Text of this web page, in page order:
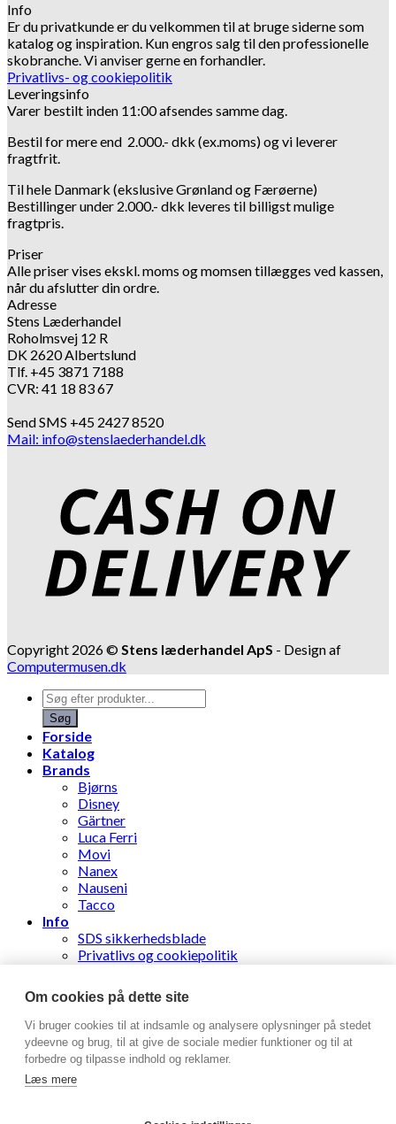
Info
Er du privatkunde er du velkommen til at bruge siderne som
katalog og inspiration. Kun engros salg til den professionelle
skobranche.Vi anviser gerne en forhandler.
Privatlivs- og cookiepolitik
Leveringsinfo
Varer bestilt inden 11:00 afsendes samme dag.
Bestil for mere end 2.000.- dkk (ex.moms) og vi leverer
fragtfrit.
Til hele Danmark (ekslusive Grønland og Færøerne)
Bestillinger under 2.000.- dkk leveres til billigst mulige
fragtpris.
Priser
Alle priser vises ekskl. moms og momsen tillægges ved kassen,
når du afslutter din ordre.
Adresse
Stens Læderhandel
Roholmsvej 12 R
DK 2620 Albertslund
Tlf. +45 3871 7188
CVR: 41 18 83 67
Send SMS +45 2427 8520
Mail: info@stenslaederhandel.dk
Copyright 2026 © Stens læderhandel ApS - Design af
Computermusen.dk
Products
search
Søg
Forside
Katalog
Brands
Bjørns
Disney
Gärtner
Luca Ferri
Movi
Nanex
Nauseni
Tacco
Info
SDS sikkerhedsblade
Privatlivs og cookiepolitik
Nyhedsbrev
Stens Læderhandel ApS
Log ind
Om cookies på dette site
Vi bruger cookies til at indsamle og analysere oplysninger på stedet
ydeevne og brug, til at give de sociale medier funktioner og til at
forbedre og tilpasse indhold og reklamer.
Læs mere